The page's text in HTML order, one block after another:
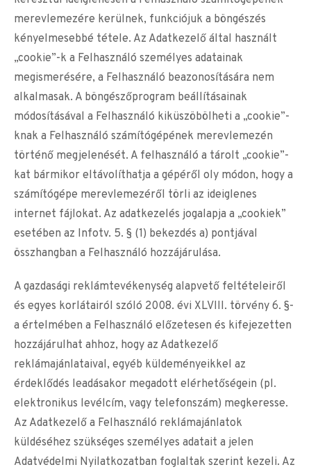
merevlemezére kerülnek, funkciójuk a böngészés
kényelmesebbé tétele. Az Adatkezelő által használt
„cookie”-k a Felhasználó személyes adatainak
megismerésére, a Felhasználó beazonosítására nem
alkalmasak. A böngészőprogram beállításainak
módosításával a Felhasználó kiküszöbölheti a „cookie”-
knak a Felhasználó számítógépének merevlemezén
történő megjelenését. A felhasználó a tárolt „cookie”-
kat bármikor eltávolíthatja a gépéről oly módon, hogy a
számítógépe merevlemezéről törli az ideiglenes
internet fájlokat. Az adatkezelés jogalapja a „cookiek”
esetében az Infotv. 5. § (1) bekezdés a) pontjával
összhangban a Felhasználó hozzájárulása.
A gazdasági reklámtevékenység alapvető feltételeiről
és egyes korlátairól szóló 2008. évi XLVIII. törvény 6. §-
a értelmében a Felhasználó előzetesen és kifejezetten
hozzájárulhat ahhoz, hogy az Adatkezelő
reklámajánlataival, egyéb küldeményeikkel az
érdeklődés leadásakor megadott elérhetőségein (pl.
elektronikus levélcím, vagy telefonszám) megkeresse.
Az Adatkezelő a Felhasználó reklámajánlatok
küldéséhez szükséges személyes adatait a jelen
Adatvédelmi Nyilatkozatban foglaltak szerint kezeli. Az